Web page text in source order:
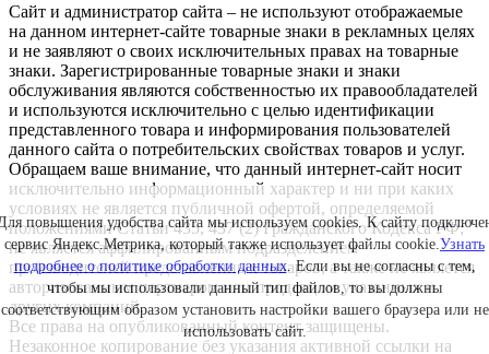
Сайт и администратор сайта – не используют отображаемые
на данном интернет-сайте товарные знаки в рекламных целях
и не заявляют о своих исключительных правах на товарные
знаки. Зарегистрированные товарные знаки и знаки
обслуживания являются собственностью их правообладателей
и используются исключительно с целью идентификации
представленного товара и информирования пользователей
данного сайта о потребительских свойствах товаров и услуг.
Обращаем ваше внимание, что данный интернет-сайт носит
исключительно информационный характер и ни при каких
условиях не является публичной офертой, определяемой
положениями Статьи 435, 437 (2) Гражданского Кодекса РФ;
не является аффилированным подразделением
производителей представленных товаров, а также не является
авторизованным партнером или продавцом указанных и
других компаний.
Все права на опубликованный контент защищены.
Незаконное копирование без указания активной ссылки на
повышения удобства сайта мы используем cookies. К сайту
сервис Яндекс.Метрика, который также использует файлы cookie.Узнать
подробнее о политике обработки данных. Если вы не согласны с тем,
чтобы мы использовали данный тип файлов, то вы должны
соответствующим образом установить настройки вашего браузера или не
использовать сайт.